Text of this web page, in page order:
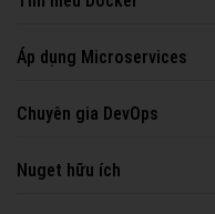
Áp dụng Microservices
Chuyên gia DevOps
Nuget hữu ích